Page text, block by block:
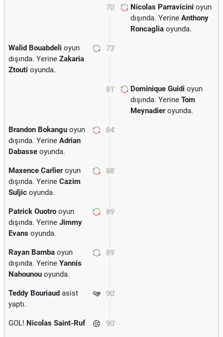
70' Nicolas Parravicini oyun
dışında. Yerine Anthony
Roncaglia oyunda.
73'
Walid Bouabdeli oyun
dışında. Yerine Zakaria
Ztouti oyunda.
81' Dominique Guidi oyun
dışında. Yerine Tom
Meynadieroyunda.
84'
Brandon Bokangu oyun
dışında. Yerine Adrian
Dabasse oyunda.
88'
Maxence Carlieroyun
dışında. Yerine Cazim
Suljic oyunda.
89'
Patrick Ouotro oyun
dışında. Yerine Jimmy
Evans oyunda.
89'
Rayan Bamba oyun
dışında. Yerine Yannis
Nahounou oyunda.
90'
Teddy Bouriaud asist
yaptı.
90'
GOL! Nicolas Saint-Ruf